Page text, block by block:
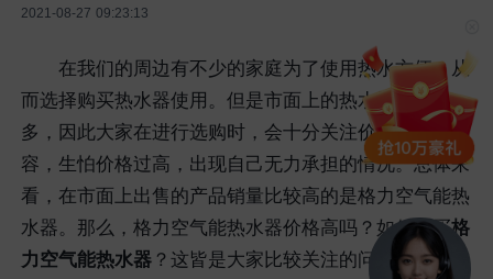
2021-08-27 09:23:13
在我们的周边有不少的家庭为了使用热水方便，从
而选择购买热水器使用。但是市面上的热水器品牌众
多，因此大家在进行选购时，会十分关注价格方面的内
容，生怕价格过高，出现自己无力承担的情况。总体来
看，在市面上出售的产品销量比较高的是格力空气能热
水器。那么，格力空气能热水器价格高吗？如何购买格
力空气能热水器 ？这皆是大家比较关注的问题，在此进